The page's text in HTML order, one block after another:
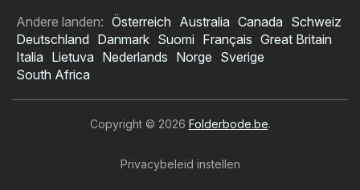
Andere landen: Österreich Australia Canada Schweiz
Deutschland Danmark Suomi Français Great Britain
Italia Lietuva Nederlands Norge Sverige
South Africa
Copyright © 2026 Folderbode.be.
Privacybeleid instellen